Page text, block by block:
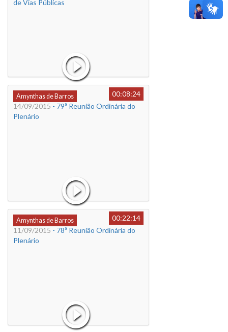
de Vias Públicas
Amynthas de Barros
00:08:24
14/09/2015 - 79ª Reunião Ordinária do
Plenário
Amynthas de Barros
00:22:14
11/09/2015 - 78ª Reunião Ordinária do
Plenário